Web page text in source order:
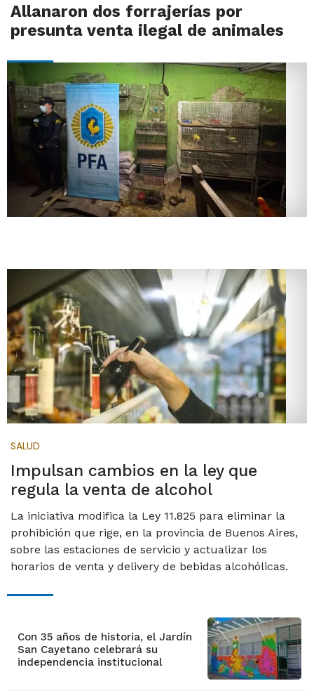
Allanaron dos forrajerías por
presunta venta ilegal de animales
SALUD
Impulsan cambios en la ley que
regula la venta de alcohol
La iniciativa modifica la Ley 11.825 para eliminar la
prohibición que rige, en la provincia de Buenos Aires,
sobre las estaciones de servicio y actualizar los
horarios de venta y delivery de bebidas alcohólicas.
Con 35 años de historia, el Jardín
San Cayetano celebrará su
independencia institucional